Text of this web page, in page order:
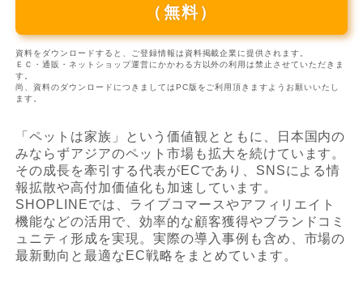
（無料）
資料をダウンロードすると、ご登録情報は資料掲載企業に提供されます。
ＥＣ・通販・ネットショップ運営にかかわる方以外の利用は禁止させていただきま
す。
尚、資料のダウンロードにつきましてはPC版をご利用頂きますようお願いいたし
ます。
「ペットは家族」という価値観とともに、日本国内の
みならずアジアのペット市場も拡大を続けています。
その成長を牽引する代表がECであり、SNSによる情
報拡散や高付加価値化も加速しています。
SHOPLINEでは、ライブコマースやアフィリエイト
機能などの活用で、効率的な顧客獲得やブランドコミ
ュニティ形成を実現。実際の導入事例も含め、市場の
最新動向と最適なEC戦略をまとめています。